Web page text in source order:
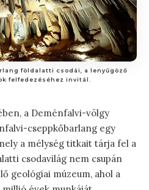
földalatti csodái, a lenyűgöző
felfedezéséhez invitál.
a Deménfalvi-völgy
cseppkőbarlang egy
a mélység titkait tárja fel a
csodavilág nem csupán
geológiai múzeum, ahol a